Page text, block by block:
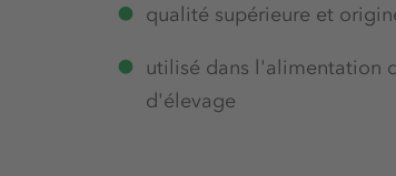
qualité supérieure et
utilisé dans l'alimentation
d'élevage